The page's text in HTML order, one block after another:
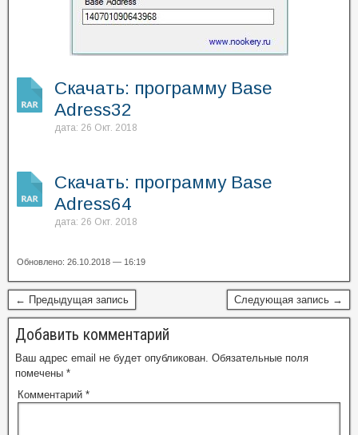
Скачать: программу Base
Adress32
дата: 26 Окт. 2018
Скачать: программу Base
Adress64
дата: 26 Окт. 2018
Обновлено: 26.10.2018 — 16:19
← Предыдущая запись Следующая запись →
Добавить комментарий
Ваш адрес email не будет опубликован. Обязательные поля
помечены *
Комментарий *